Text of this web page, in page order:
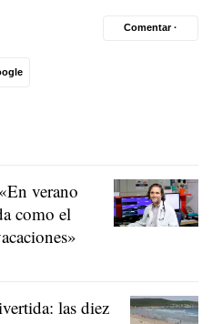
Comentar ·
verano
como el
las diez